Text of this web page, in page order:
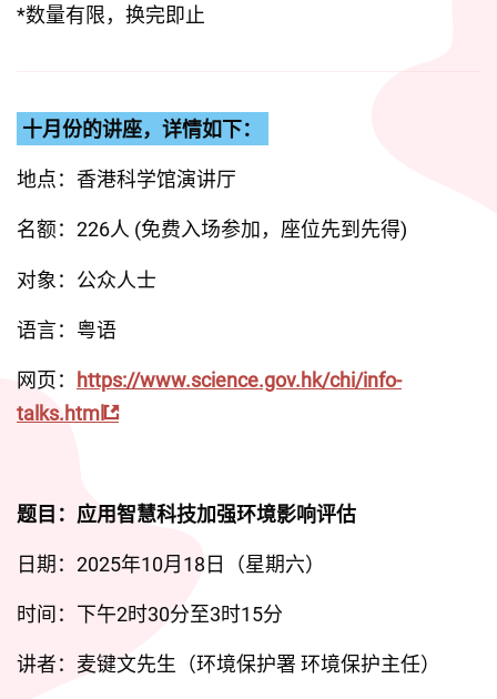
*数量有限，换完即止
十月份的讲座，详情如下：
地点：香港科学馆演讲厅
名额：226人 (免费入场参加，座位先到先得)
对象：公众人士
语言：粤语
网页： https://www.science.gov.hk/chi/info-
talks.html
题目：应用智慧科技加强环境影响评估
日期：2025年10月18日（星期六）
时间：下午2时30分至3时15分
讲者：麦键文先生（环境保护署 环境保护主任）